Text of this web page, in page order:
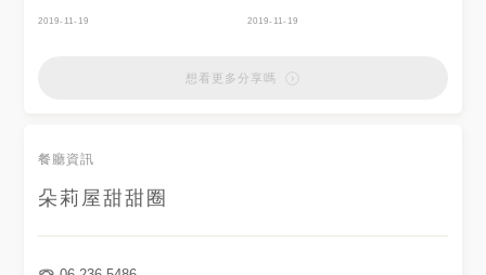
2019-11-19 2019-11-19
想看更多分享嗎
餐廳資訊
朵莉屋甜甜圈